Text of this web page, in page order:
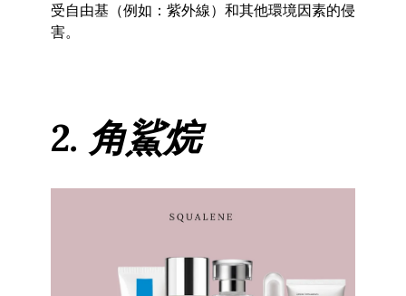
受自由基（例如：紫外線）和其他環境因素的侵
害。
2. 角鯊烷